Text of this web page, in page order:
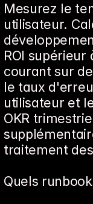
Mesurez le
utilisateur.
ROI
courant sur
le taux
utilisateur et
OKR
traitement
Quels